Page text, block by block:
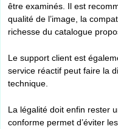
être examinés. Il est
qualité de l’image, la
richesse du catalogue
Le support client est
service réactif peut faire la
technique.
La légalité doit enfin rester
conforme permet d’éviter